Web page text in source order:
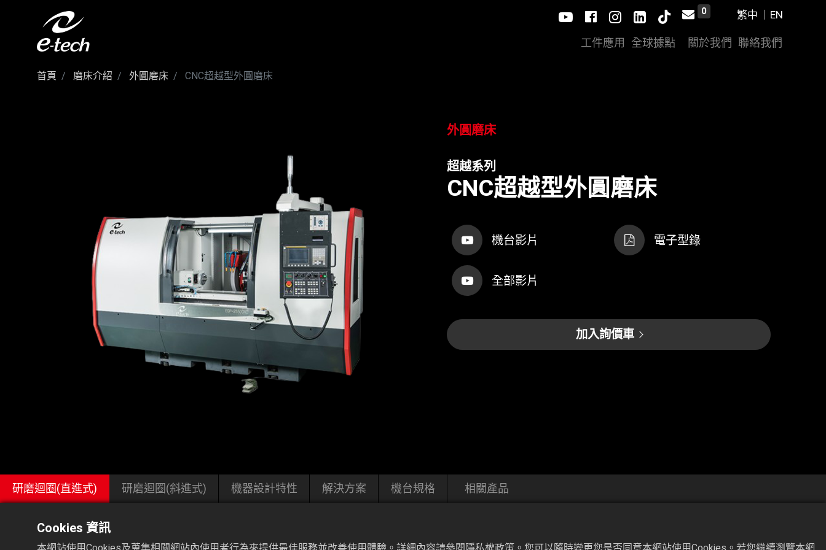
工件應用 全球據點 關於我們 聯絡我們
0
首頁 磨床介紹 外圓磨床 CNC超越型外圓磨床
CNC超越型外圓磨床
超越系列
外圓磨床
機台影片 電子型錄
全部影片
加入詢價車
研磨迴圈(直進式) 研磨迴圈(斜進式) 機器設計特性 解決方案 機台規格 相關產品
Cookies 資訊
Connection restored. You are back